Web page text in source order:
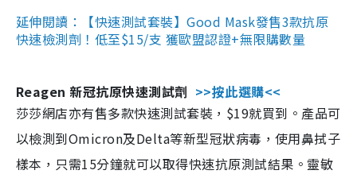
延伸閱讀：【快速測試套裝】Good Mask發售3款抗原
快速檢測劑！低至$15/支 獲歐盟認證+無限購數量
Reagen 新冠抗原快速測試劑 >>按此選購<<
莎莎網店亦有售多款快速測試套裝，$19就買到。產品可
以檢測到Omicron及Delta等新型冠狀病毒，使用鼻拭子
樣本，只需15分鐘就可以取得快速抗原測試結果。靈敏